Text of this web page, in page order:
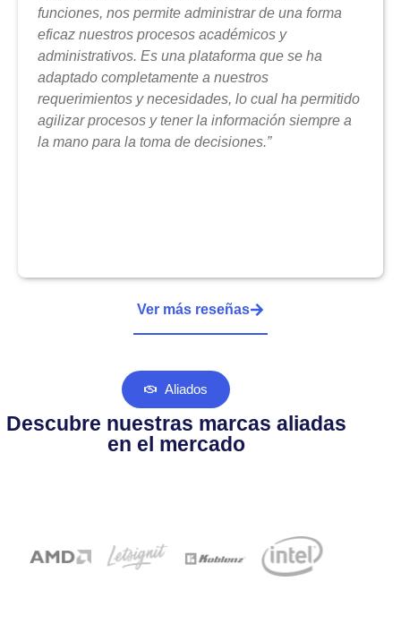
funciones, nos permite administrar de una forma
eficaz nuestros procesos académicos y
administrativos. Es una plataforma que se ha
adaptado completamente a nuestros
requerimientos y necesidades, lo cual ha permitido
agilizar procesos y tener la información siempre a
la mano para la toma de decisiones.”
Ver más reseñas
Aliados
Descubre nuestras marcas aliadas
en el mercado